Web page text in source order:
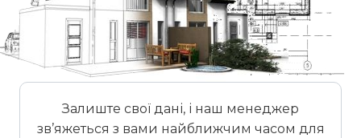
Залиште свої дані, і наш менеджер
зв’яжеться з вами найближчим часом для